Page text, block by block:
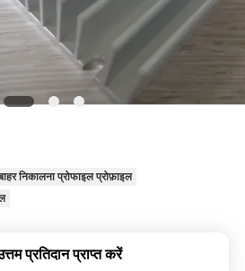
निकालना प्रोफाइल प्रोफ़ाइल
प्रतिदान प्राप्त करें